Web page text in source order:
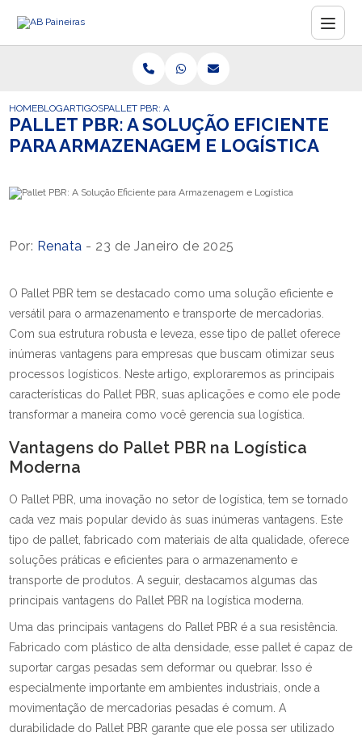
HOMEBLOGARTIGOSPALLET PBR: A SOLUÇÃO EFICIENTE PARA
PALLET PBR: A SOLUÇÃO EFICIENTE
PARA ARMAZENAGEM E LOGÍSTICA
Por: Renata - 23 de Janeiro de 2025
O Pallet PBR tem se destacado como uma solução eficiente e
versátil para o armazenamento e transporte de mercadorias.
Com sua estrutura robusta e leveza, esse tipo de pallet oferece
inúmeras vantagens para empresas que buscam otimizar seus
processos logísticos. Neste artigo, exploraremos as principais
características do Pallet PBR, suas aplicações e como ele pode
transformar a maneira como você gerencia sua logística.
Vantagens do Pallet PBR na Logística
Moderna
O Pallet PBR, uma inovação no setor de logística, tem se tornado
cada vez mais popular devido às suas inúmeras vantagens. Este
tipo de pallet, fabricado com materiais de alta qualidade, oferece
soluções práticas e eficientes para o armazenamento e
transporte de produtos. A seguir, destacamos algumas das
principais vantagens do Pallet PBR na logística moderna.
Uma das principais vantagens do Pallet PBR é a sua resistência.
Fabricado com plástico de alta densidade, esse pallet é capaz de
suportar cargas pesadas sem deformar ou quebrar. Isso é
especialmente importante em ambientes industriais, onde a
movimentação de mercadorias pesadas é comum. A
durabilidade do Pallet PBR garante que ele possa ser utilizado